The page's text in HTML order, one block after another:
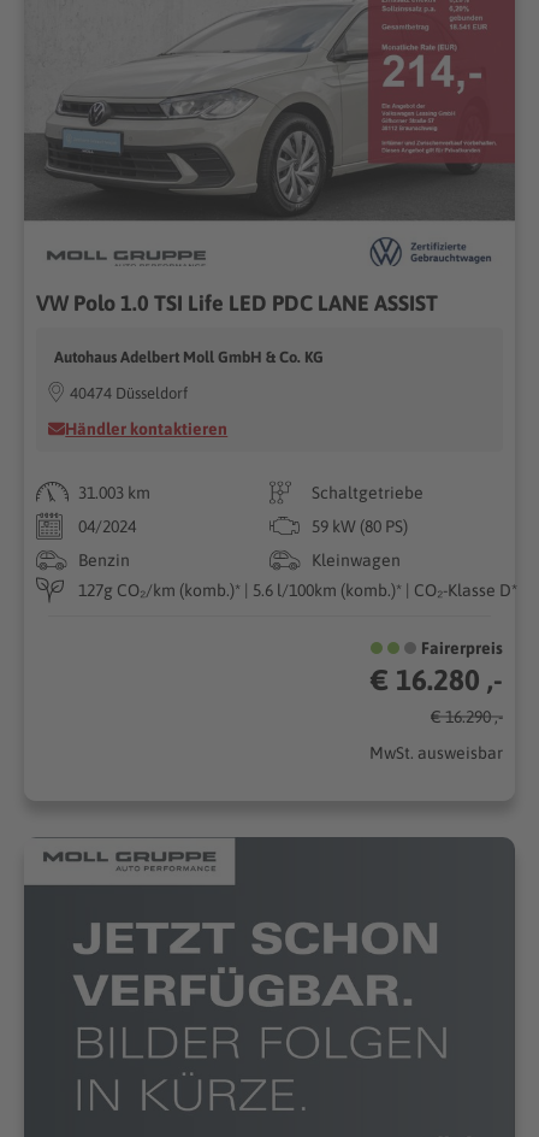
VW Polo 1.0 TSI Life LED PDC LANE ASSIST
Autohaus Adelbert Moll GmbH & Co. KG
40474 Düsseldorf
Händler kontaktieren
31.003 km
Schaltgetriebe
04/2024
59 kW (80 PS)
Benzin
Kleinwagen
127g CO₂/km (komb.)* | 5.6 l/100km (komb.)* | CO₂-Klasse D*
Fairerpreis
€ 16.280 ,-
€ 16.290 ,-
MwSt. ausweisbar